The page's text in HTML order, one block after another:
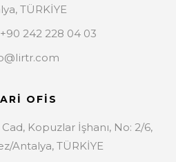
TÜRKİYE
242 228 04 03
OFİS
Kopuzlar İşhanı, No: 2/6,
Antalya, TÜRKİYE